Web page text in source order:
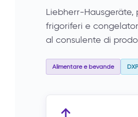
Liebherr-Hausgeräte,
frigoriferi e
al consulente di
Alimentare e bevande